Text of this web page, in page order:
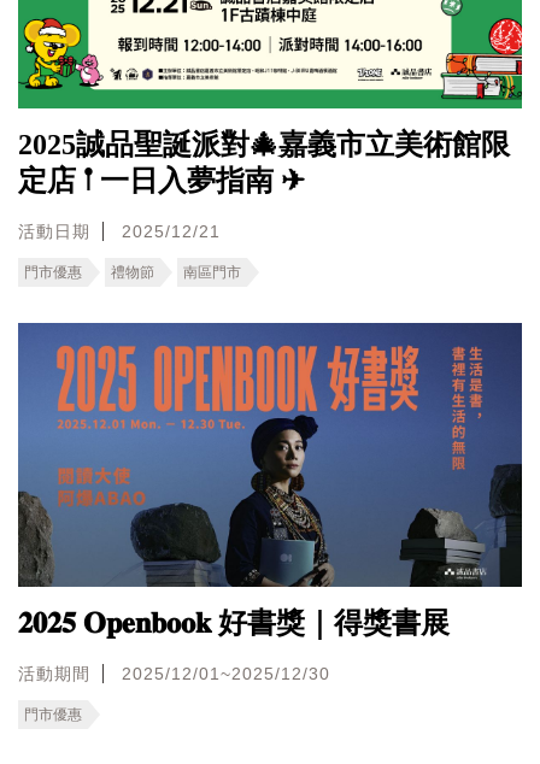
2025誠品聖誕派對🎄嘉義市立美術館限
定店 𖡡 一日入夢指南 ✈
活動日期 2025/12/21
門市優惠 禮物節 南區門市
𝟐𝟎𝟐𝟓 𝐎𝐩𝐞𝐧𝐛𝐨𝐨𝐤 好書獎｜得獎書展
活動期間 2025/12/01~2025/12/30
門市優惠